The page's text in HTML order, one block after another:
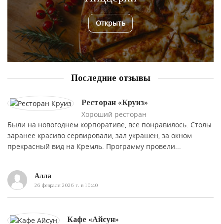
Открыть
Последние отзывы
Ресторан «Круиз»
Хороший ресторан
Были на новогоднем корпоративе, все понравилось. Столы
заранее красиво сервировали, зал украшен, за окном
прекрасный вид на Кремль. Программу провели...
Алла
26 февраля 2026 г. в 10:40
Кафе «Айсун»